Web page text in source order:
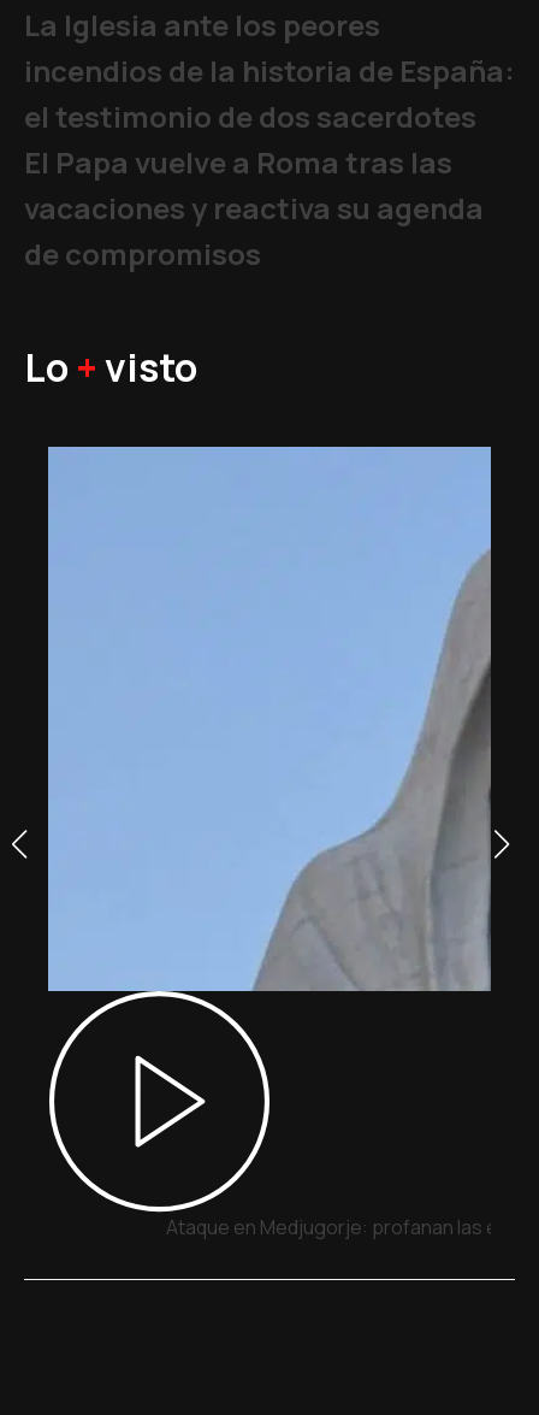
La Iglesia ante los peores
incendios de la historia de España:
el testimonio de dos sacerdotes
El Papa vuelve a Roma tras las
vacaciones y reactiva su agenda
de compromisos
Lo +visto
Ataque en Medjugorje: profanan las